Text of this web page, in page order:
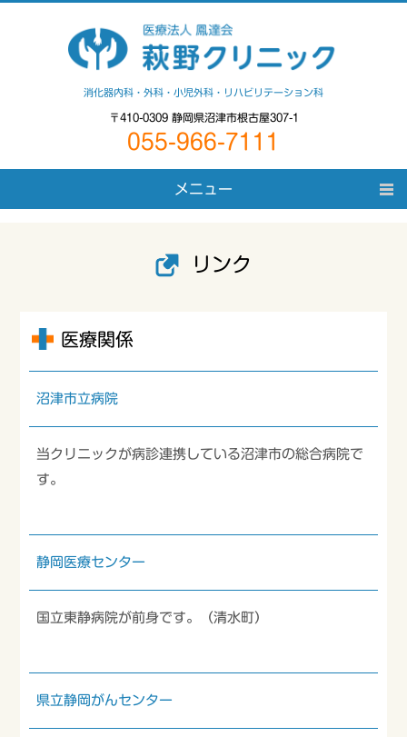
消化器内科・外科・小児外科・リハビリテーション科
〒410-0309 静岡県沼津市根古屋307-1
055-966-7111
メニュー
クリニックについて
リンク
医療関係
沼津市立病院
当クリニックが病診連携している沼津市の総合病院で
す。
静岡医療センター
国立東静病院が前身です。（清水町）
県立静岡がんセンター